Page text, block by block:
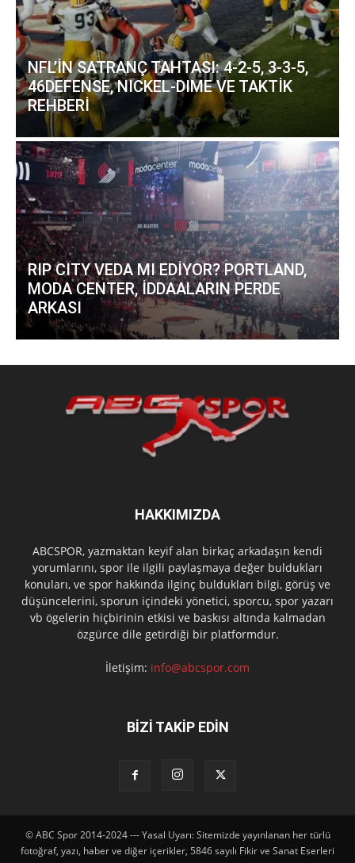
NFL’İN SATRANÇ TAHTASI: 4-2-5, 3-3-5,
46DEFENSE, NICKEL-DIME VE TAKTİK
REHBERİ
RIP CITY VEDA MI EDİYOR? PORTLAND,
MODA CENTER, İDDAALARIN PERDE
ARKASI
HAKKIMIZDA
ABCSPOR, yazmaktan keyif alan birkaç arkadaşın kendi
yorumlarını, spor ile ilgili paylaşmaya değer buldukları
konuları, ve spor hakkında ilginç buldukları bilgi, görüş ve
düşüncelerini, sporun içindeki yönetici, sporcu, spor yazarı
vb ögelerin hiçbirinin etkisi ve baskısı altında kalmadan
özgürce dile getirdiği bir platformdur.
İletişim: info@abcspor.com
BİZİ TAKİP EDİN
© ABC Spor 2014-2024 --- Yasal Uyarı: Sitemizde yayınlanan her türlü
fotoğraf, yazı, haber ve diğer içerikler, 5846 sayılı Fikir ve Sanat Eserleri